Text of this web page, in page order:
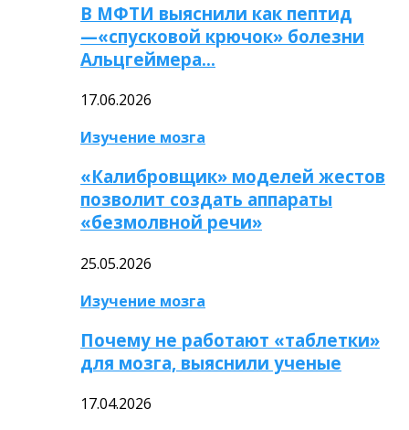
В МФТИ выяснили как пептид
—«спусковой крючок» болезни
Альцгеймера…
17.06.2026
Изучение мозга
«Калибровщик» моделей жестов
позволит создать аппараты
«безмолвной речи»
25.05.2026
Изучение мозга
Почему не работают «таблетки»
для мозга, выяснили ученые
17.04.2026